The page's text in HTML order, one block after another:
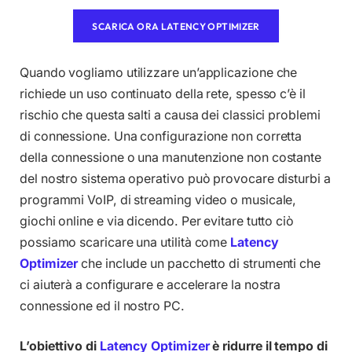
SCARICA ORA LATENCY OPTIMIZER
Quando vogliamo utilizzare un’applicazione che
richiede un uso continuato della rete, spesso c’è il
rischio che questa salti a causa dei classici problemi
di connessione. Una configurazione non corretta
della connessione o una manutenzione non costante
del nostro sistema operativo può provocare disturbi a
programmi VoIP, di streaming video o musicale,
giochi online e via dicendo. Per evitare tutto ciò
possiamo scaricare una utilità come Latency
Optimizerche include un pacchetto di strumenti che
ci aiuterà a configurare e accelerare la nostra
connessione ed il nostro PC.
L’obiettivo di Latency Optimizerè ridurre il tempo di